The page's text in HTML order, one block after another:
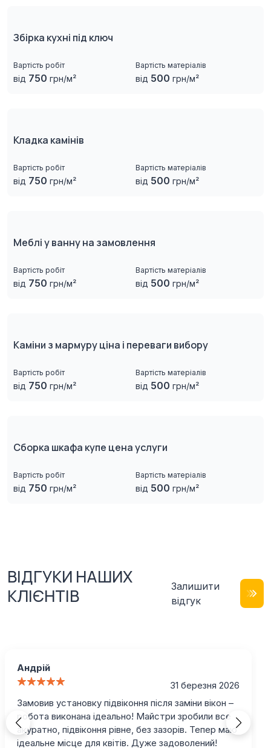
Збірка кухні під ключ
Вартість робіт
від 750 грн/м²
Вартість матеріалів
від 500 грн/м²
Кладка камінів
Вартість робіт
від 750 грн/м²
Вартість матеріалів
від 500 грн/м²
Меблі у ванну на замовлення
Вартість робіт
від 750 грн/м²
Вартість матеріалів
від 500 грн/м²
Каміни з мармуру ціна і переваги вибору
Вартість робіт
від 750 грн/м²
Вартість матеріалів
від 500 грн/м²
Сборка шкафа купе цена услуги
Вартість робіт
від 750 грн/м²
Вартість матеріалів
від 500 грн/м²
ВІДГУКИ НАШИХ
КЛІЄНТІВ
Залишити
відгук
Андрій
31 березня 2026
Замовив установку підвіконня після заміни вікон –
робота виконана ідеально! Майстри зробили все
акуратно, підвіконня рівне, без зазорів. Тепер маю
ідеальне місце для квітів. Дуже задоволений!